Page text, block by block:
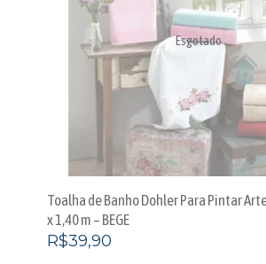
Esgotado
Toalha de Banho Dohler Para Pintar
x 1,40 m – BEGE
R$39,90